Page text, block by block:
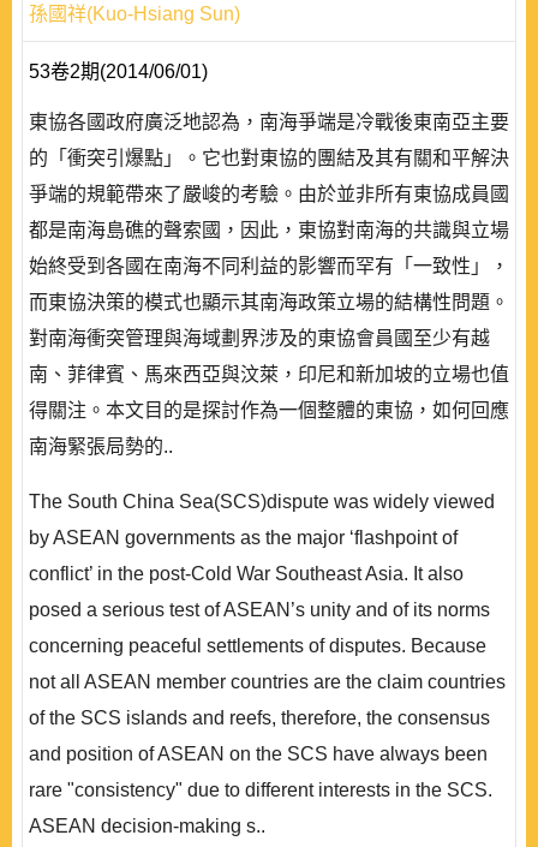
孫國祥(Kuo-Hsiang Sun)
53卷2期(2014/06/01)
東協各國政府廣泛地認為，南海爭端是冷戰後東南亞主要
的「衝突引爆點」。它也對東協的團結及其有關和平解決
爭端的規範帶來了嚴峻的考驗。由於並非所有東協成員國
都是南海島礁的聲索國，因此，東協對南海的共識與立場
始終受到各國在南海不同利益的影響而罕有「一致性」，
而東協決策的模式也顯示其南海政策立場的結構性問題。
對南海衝突管理與海域劃界涉及的東協會員國至少有越
南、菲律賓、馬來西亞與汶萊，印尼和新加坡的立場也值
得關注。本文目的是探討作為一個整體的東協，如何回應
南海緊張局勢的..
The South China Sea(SCS)dispute was widely viewed
by ASEAN governments as the major ‘flashpoint of
conflict’ in the post-Cold War Southeast Asia. It also
posed a serious test of ASEAN’s unity and of its norms
concerning peaceful settlements of disputes. Because
not all ASEAN member countries are the claim countries
of the SCS islands and reefs, therefore, the consensus
and position of ASEAN on the SCS have always been
rare "consistency" due to different interests in the SCS.
ASEAN decision-making s..